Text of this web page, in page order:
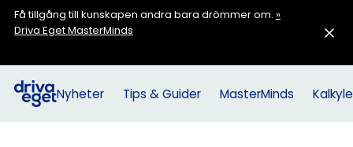
Få tillgång till kunskapen andra bara drömmer om. »
Driva Eget MasterMinds
Nyheter Tips & Guider MasterMinds